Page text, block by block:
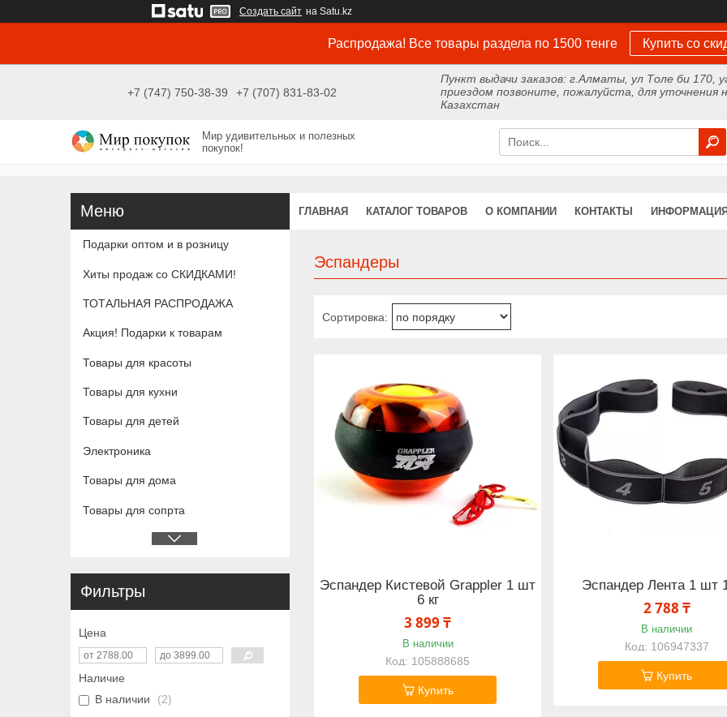
Создать сайт на Satu.kz
Распродажа! Все товары раздела по 1500 тенге Купить со
+7 (747) 750-38-39 +7 (707) 831-83-02
Пункт выдачи заказов: г.Алматы, ул Толе би 170,
приездом позвоните, пожалуйста, для уточнения
Казахстан
Мир удивительных и полезных
покупок!
ГЛАВНАЯ КАТАЛОГ ТОВАРОВ О КОМПАНИИ КОНТАКТЫ
Эспандеры
Эспандер Кистевой Grappler 1 шт
6 кг
3 899 ₸
В наличии
105888685
Купить
Эспандер Лента 1 шт
2 788 ₸
В наличии
106947337
Купить
Подарки оптом и в розницу
Хиты продаж со СКИДКАМИ!
ТОТАЛЬНАЯ РАСПРОДАЖА
Акция! Подарки к товарам
Товары для красоты
Товары для кухни
Товары для детей
Электроника
Товары для дома
Товары для сопрта
Фильтры
Цена
Наличие
В наличии
2